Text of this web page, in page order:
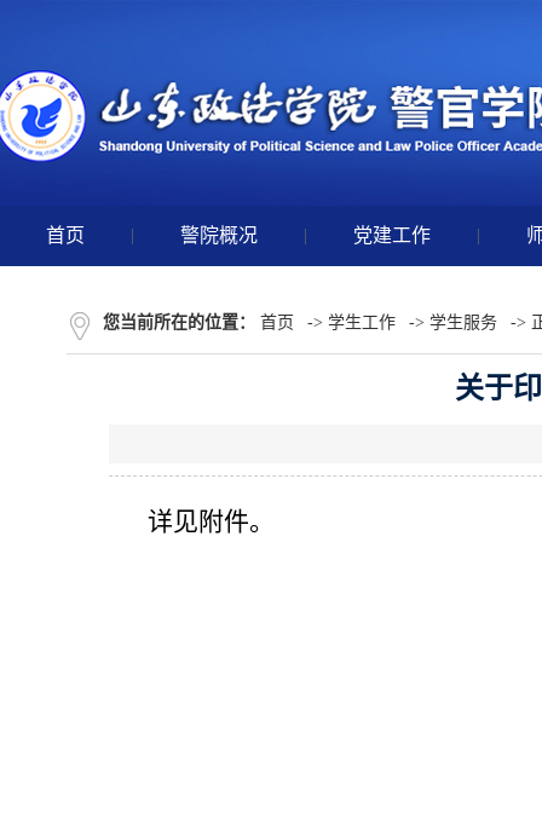
首页 | 警院概况 | 党建工作 |
您当前所在的位置： 首页 -> 学生工作 -> 学生服务 ->
关于
详见附件。